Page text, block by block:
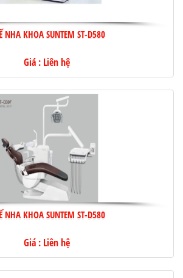
NHA KHOA SUNTEM ST-D580
Giá : Liên hệ
NHA KHOA SUNTEM ST-D580
Giá : Liên hệ